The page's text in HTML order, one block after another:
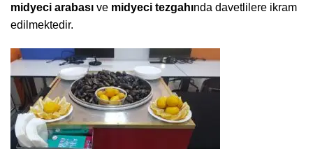
midyeci arabası ve midyeci tezgahında davetlilere ikram
edilmektedir.